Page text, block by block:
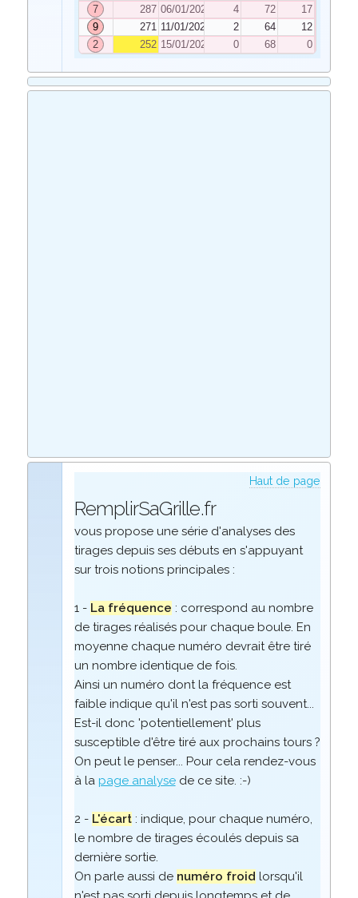
7
287 06/01/2025 4 72
17
9
271 11/01/2025 2 64
12
2
252 15/01/2025 0 68 0
Haut de page
RemplirSaGrille.fr
vous propose une série d'analyses des
tirages depuis ses débuts en s'appuyant
sur trois notions principales :
1 - La fréquence : correspond au nombre
de tirages réalisés pour chaque boule. En
moyenne chaque numéro devrait être tiré
un nombre identique de fois.
Ainsi un numéro dont la fréquence est
faible indique qu'il n'est pas sorti souvent...
Est-il donc 'potentiellement' plus
susceptible d'être tiré aux prochains tours ?
On peut le penser... Pour cela rendez-vous
à la page analysede ce site. :-)
2 - L'écart: indique, pour chaque numéro,
le nombre de tirages écoulés depuis sa
dernière sortie.
On parle aussi de numéro froid lorsqu'il